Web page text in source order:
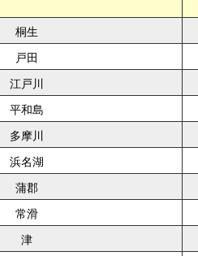
桐生
戸田
江戸川
平和島
多摩川
浜名湖
蒲郡
常滑
津